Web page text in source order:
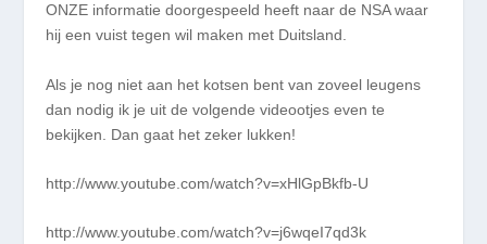
ONZE informatie doorgespeeld heeft naar de NSA waar
hij een vuist tegen wil maken met Duitsland.
Als je nog niet aan het kotsen bent van zoveel leugens
dan nodig ik je uit de volgende videootjes even te
bekijken. Dan gaat het zeker lukken!
http://www.youtube.com/watch?v=xHlGpBkfb-U
http://www.youtube.com/watch?v=j6wqeI7qd3k